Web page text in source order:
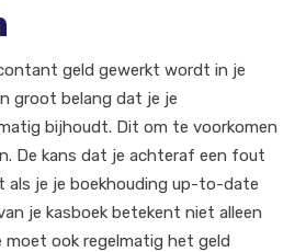
geld gewerkt wordt in je
groot belang dat je je
bijhoudt. Dit om te voorkomen
De kans dat je achteraf een fout
je je boekhouding up-to-date
je kasboek betekent niet alleen
ook regelmatig het geld